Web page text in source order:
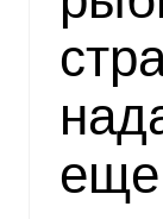
еще